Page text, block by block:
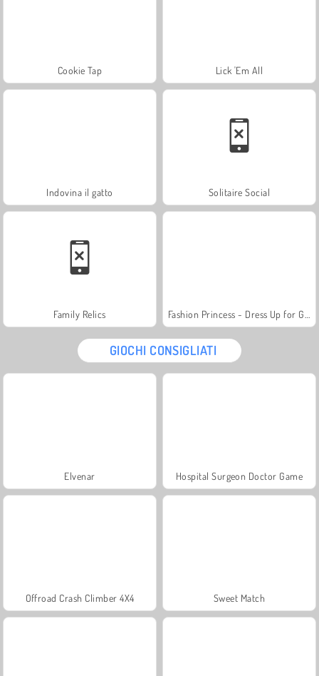
Cookie Tap Lick 'Em All
Indovina il gatto Solitaire Social
Family Relics
GIOCHI CONSIGLIATI
Elvenar Hospital Surgeon Doctor Game
Offroad Crash Climber 4X4 Sweet Match